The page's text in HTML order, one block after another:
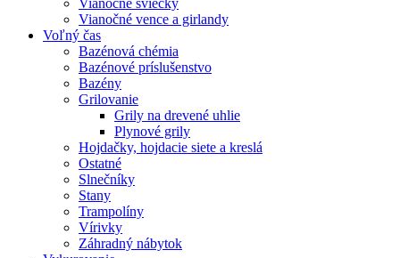
Vianočné sviečky
Vianočné vence a girlandy
Voľný čas
Bazénová chémia
Bazénové príslušenstvo
Bazény
Grilovanie
Grily na drevené uhlie
Plynové grily
Hojdačky, hojdacie siete a kreslá
Ostatné
Slnečníky
Stany
Trampolíny
Vírivky
Záhradný nábytok